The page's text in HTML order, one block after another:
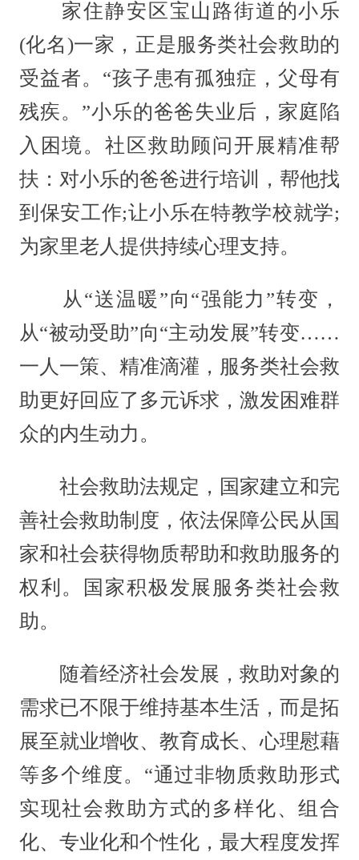
家住静安区宝山路街道的小乐
(化名)一家，正是服务类社会救助的
受益者。“孩子患有孤独症，父母有
残疾。”小乐的爸爸失业后，家庭陷
入困境。社区救助顾问开展精准帮
扶：对小乐的爸爸进行培训，帮他找
到保安工作;让小乐在特教学校就学;
为家里老人提供持续心理支持。
从“送温暖”向“强能力”转变，
从“被动受助”向“主动发展”转变……
一人一策、精准滴灌，服务类社会救
助更好回应了多元诉求，激发困难群
众的内生动力。
社会救助法规定，国家建立和完
善社会救助制度，依法保障公民从国
家和社会获得物质帮助和救助服务的
权利。国家积极发展服务类社会救
助。
随着经济社会发展，救助对象的
需求已不限于维持基本生活，而是拓
展至就业增收、教育成长、心理慰藉
等多个维度。“通过非物质救助形式
实现社会救助方式的多样化、组合
化、专业化和个性化，最大程度发挥